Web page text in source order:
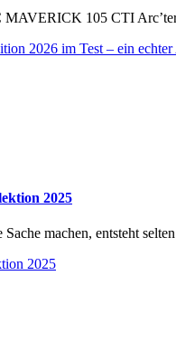
105 CTI
2026 im Test – ein echter
2025
machen, entsteht
2025